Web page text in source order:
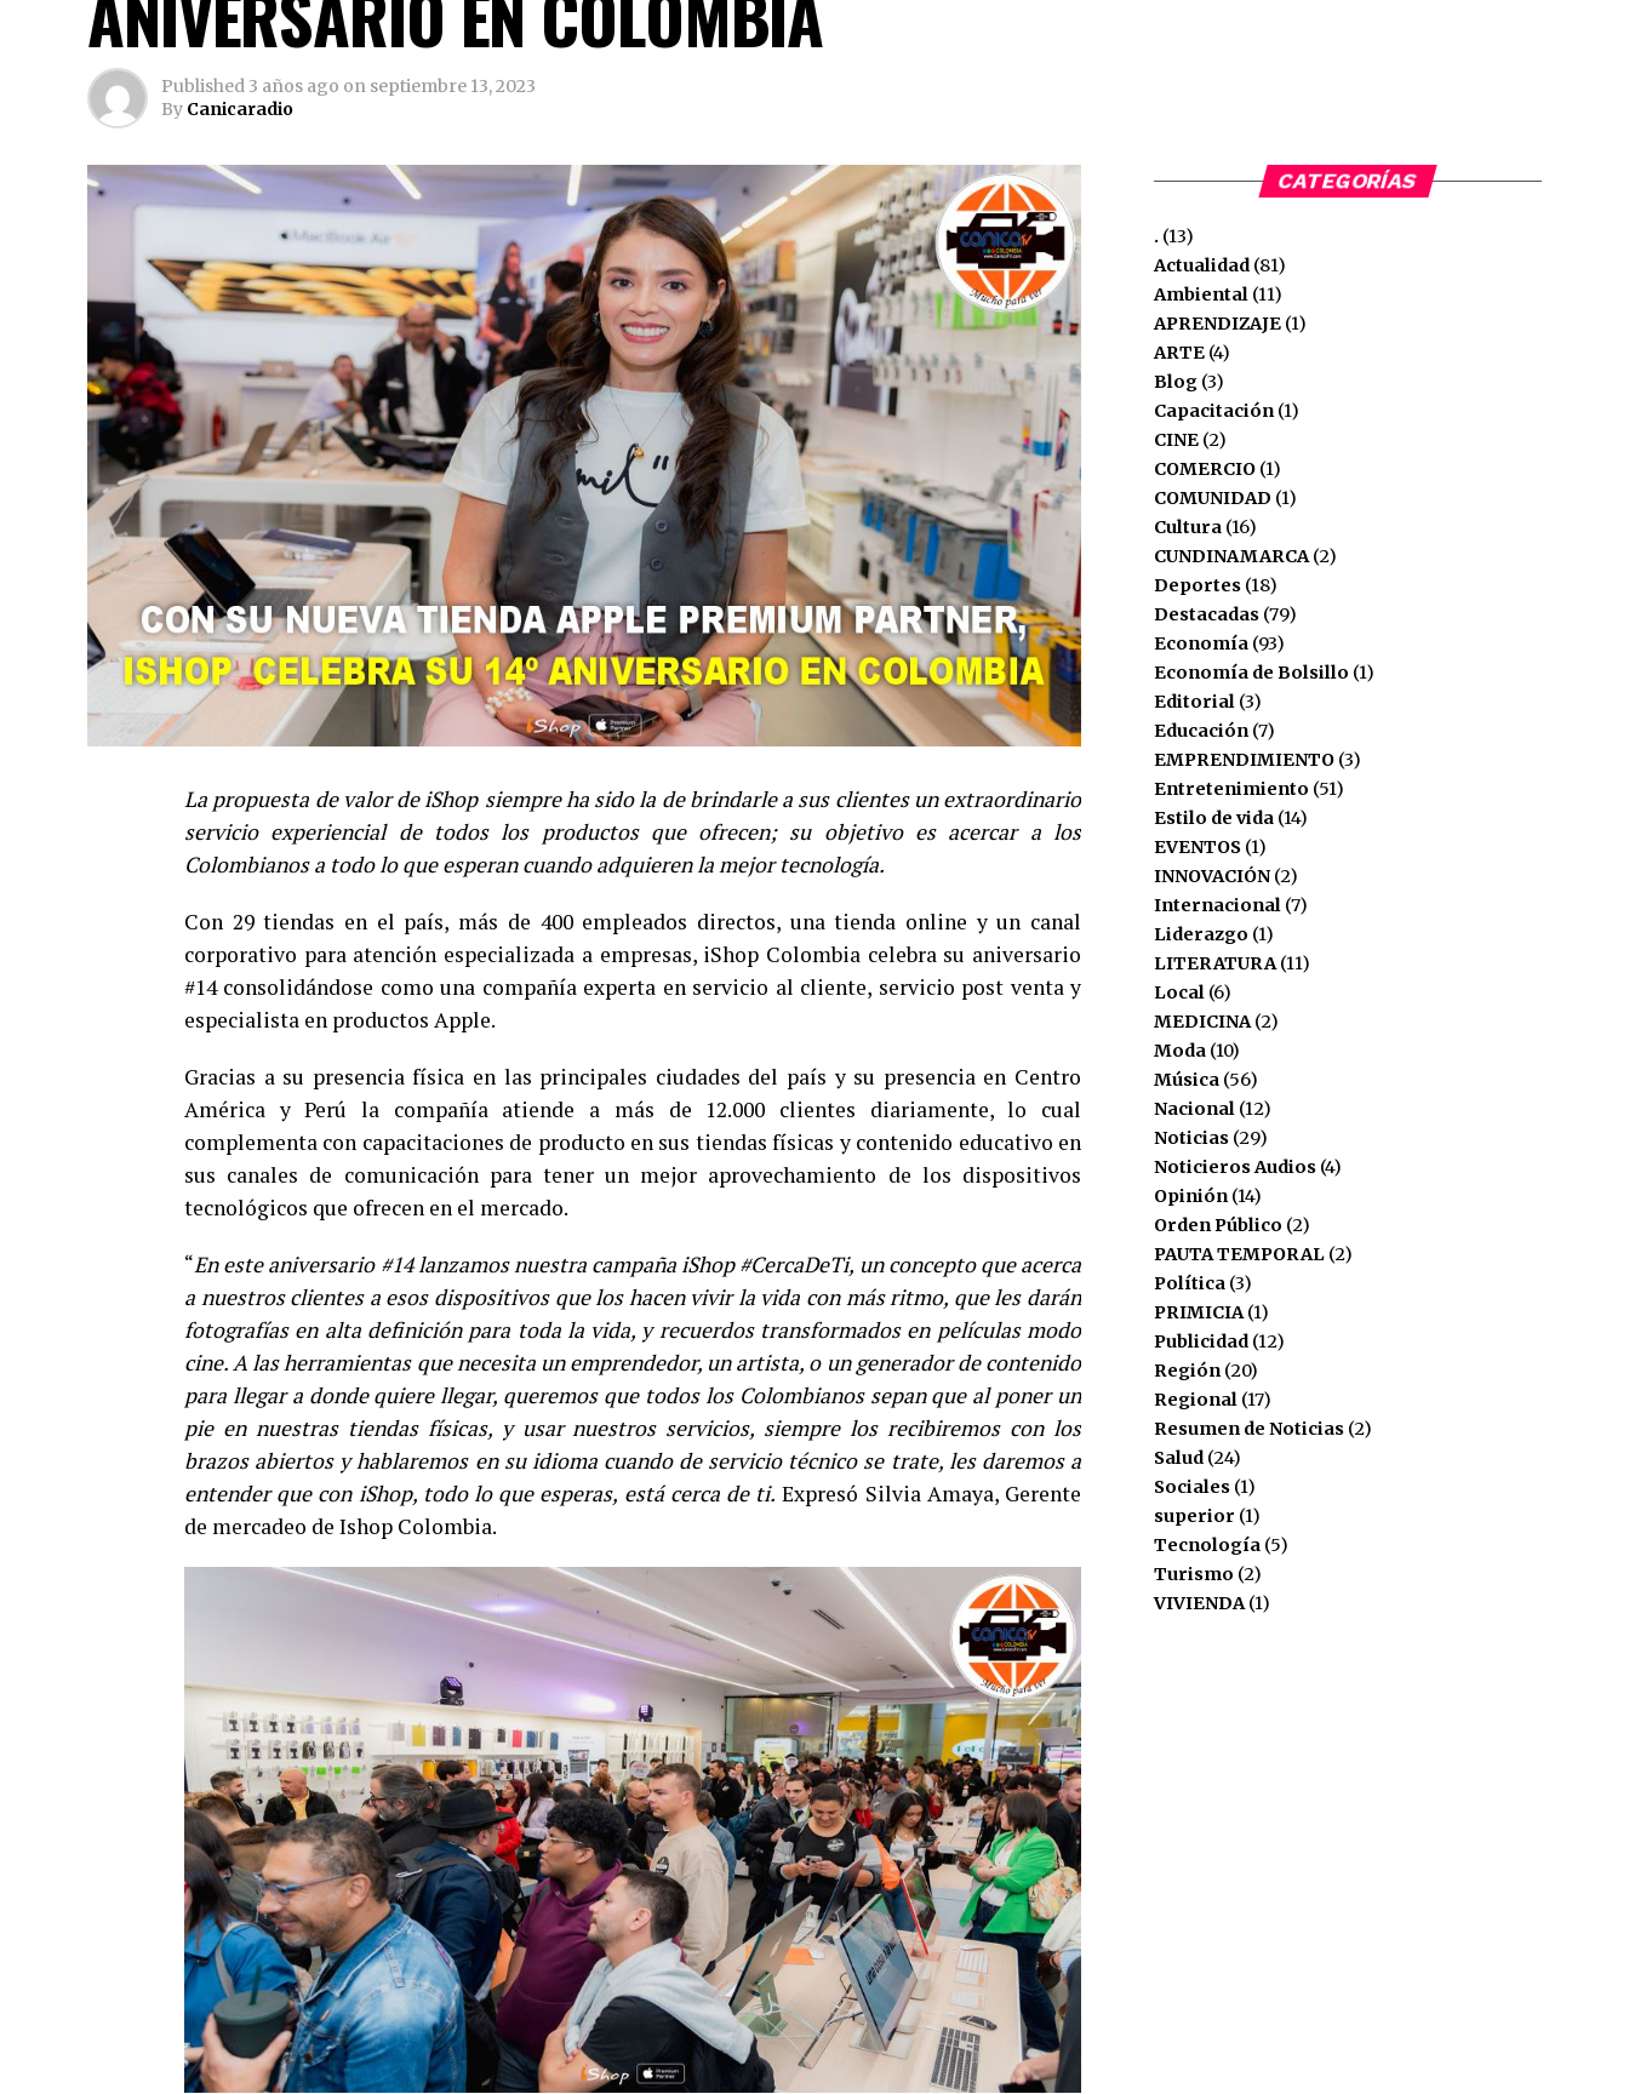
Published 3 años ago on septiembre 13, 2023
By Canicaradio
La propuesta de valor de iShop siempre ha sido la de brindarle a sus clientes un extraordinario
servicio experiencial de todos los productos que ofrecen; su objetivo es acercar a los
Colombianos a todo lo que esperan cuando adquieren la mejor tecnología.
Con 29 tiendas en el país, más de 400 empleados directos, una tienda online y un canal
corporativo para atención especializada a empresas, iShop Colombia celebra su aniversario
#14 consolidándose como una compañía experta en servicio al cliente, servicio post venta y
especialista en productos Apple.
Gracias a su presencia física en las principales ciudades del país y su presencia en Centro
América y Perú la compañía atiende a más de 12.000 clientes diariamente, lo cual
complementa con capacitaciones de producto en sus tiendas físicas y contenido educativo en
sus canales de comunicación para tener un mejor aprovechamiento de los dispositivos
tecnológicos que ofrecen en el mercado.
“En este aniversario #14 lanzamos nuestra campaña iShop #CercaDeTi, un concepto que acerca
a nuestros clientes a esos dispositivos que los hacen vivir la vida con más ritmo, que les darán
fotografías en alta definición para toda la vida, y recuerdos transformados en películas modo
cine. A las herramientas que necesita un emprendedor, un artista, o un generador de contenido
para llegar a donde quiere llegar, queremos que todos los Colombianos sepan que al poner un
pie en nuestras tiendas físicas, y usar nuestros servicios, siempre los recibiremos con los
brazos abiertos y hablaremos en su idioma cuando de servicio técnico se trate, les daremos a
entender que con iShop, todo lo que esperas, está cerca de ti. Expresó Silvia Amaya, Gerente
de mercadeo de Ishop Colombia.
CATEGORÍAS
. (13)
Actualidad (81)
Ambiental (11)
APRENDIZAJE (1)
ARTE (4)
Blog (3)
Capacitación (1)
CINE (2)
COMERCIO (1)
COMUNIDAD (1)
Cultura (16)
CUNDINAMARCA(2)
Deportes (18)
Destacadas (79)
Economía (93)
Economía de Bolsillo (1)
Editorial (3)
Educación (7)
EMPRENDIMIENTO (3)
Entretenimiento (51)
Estilo de vida (14)
EVENTOS (1)
INNOVACIÓN (2)
Internacional (7)
Liderazgo (1)
LITERATURA(11)
Local (6)
MEDICINA(2)
Moda (10)
Música (56)
Nacional (12)
Noticias (29)
Noticieros Audios (4)
Opinión (14)
Orden Público (2)
PAUTA TEMPORAL (2)
Política (3)
PRIMICIA(1)
Publicidad (12)
Región (20)
Regional (17)
Resumen de Noticias (2)
Salud (24)
Sociales (1)
superior (1)
Tecnología (5)
Turismo (2)
VIVIENDA(1)